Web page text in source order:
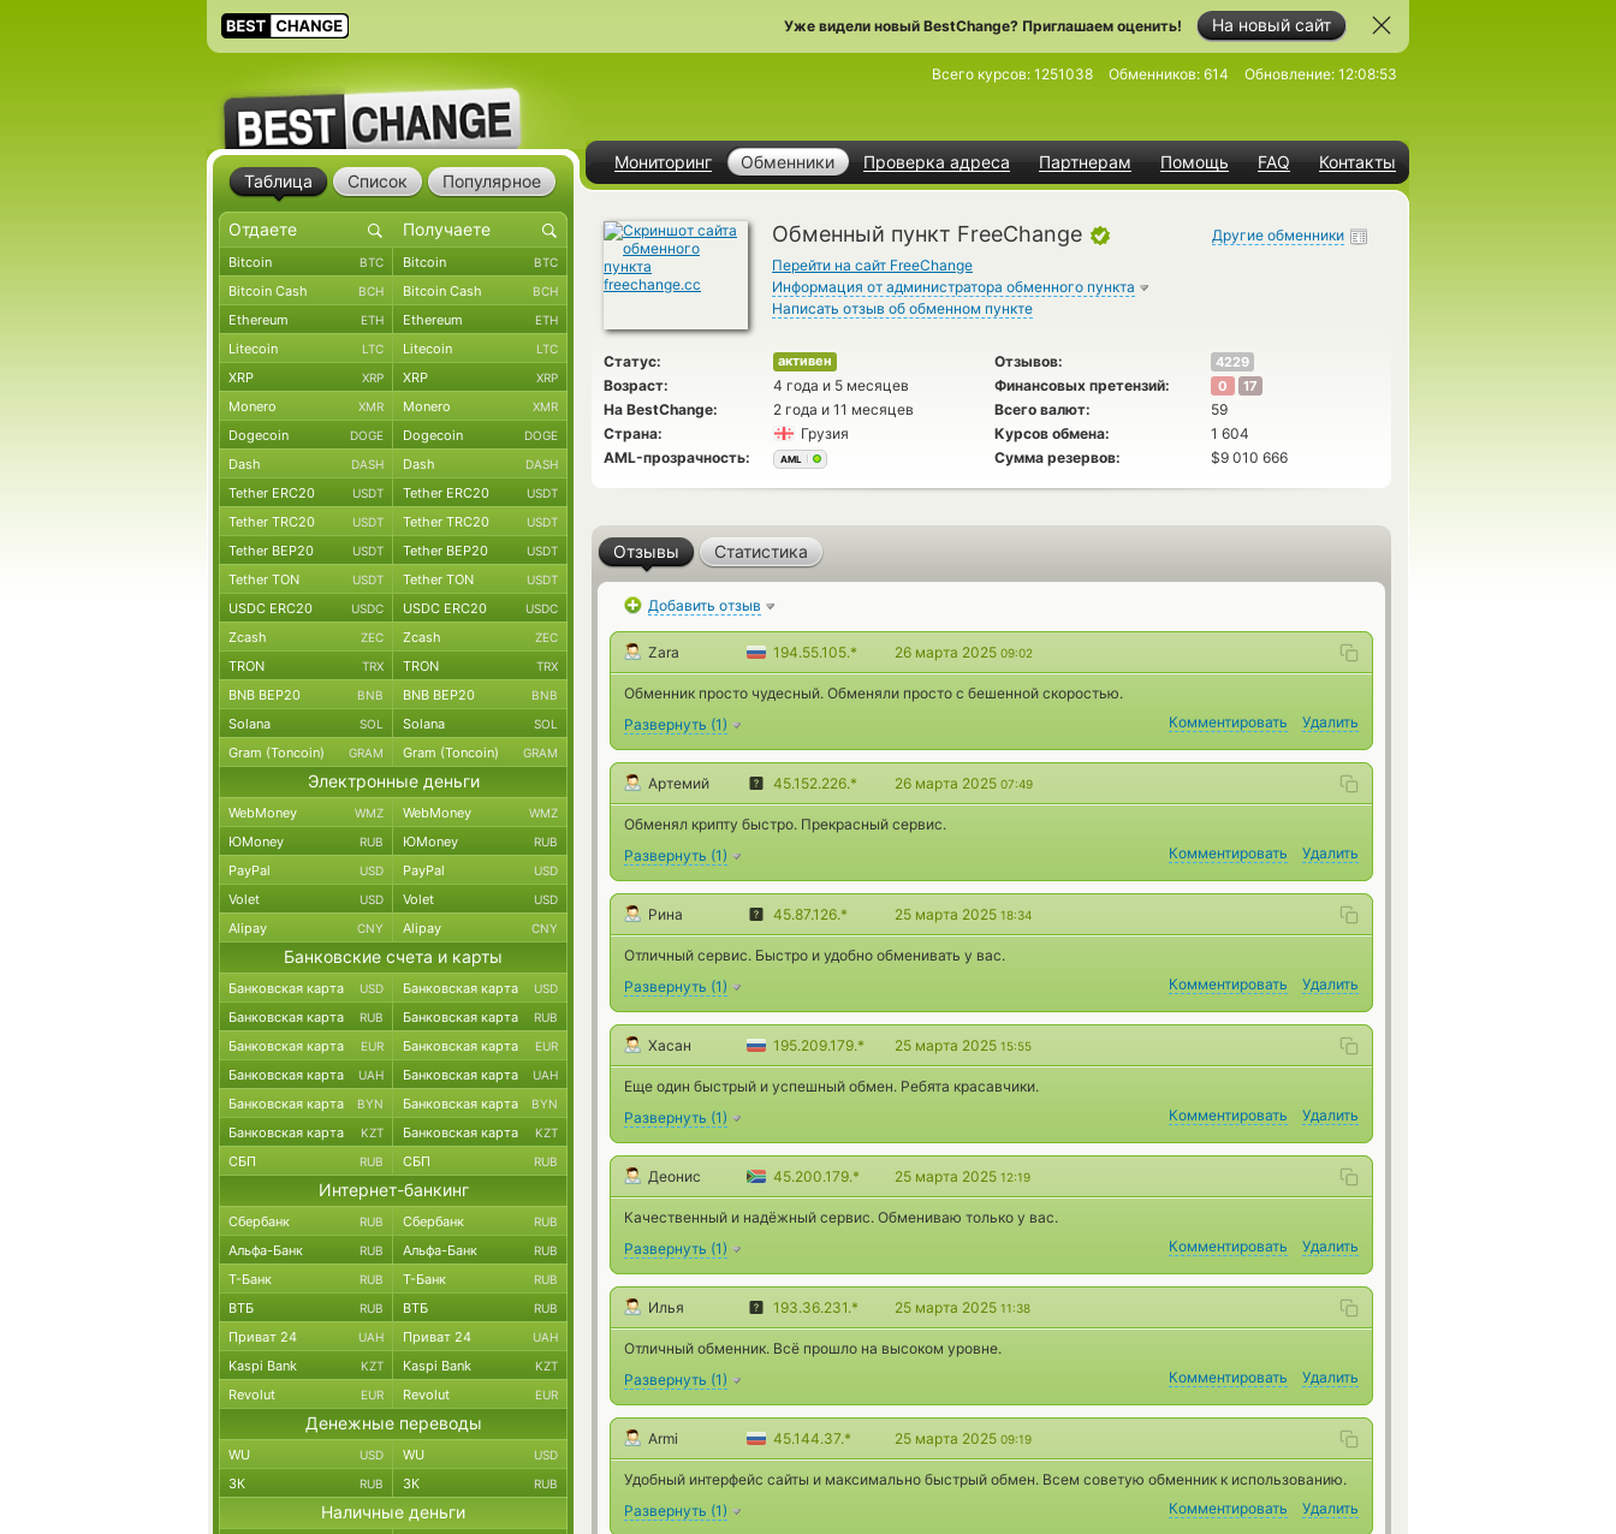
На новый сайт
Уже видели новый BestChange? Приглашаем оценить!
Мониторинг Обменники Проверка адреса Партнерам Помощь FAQ Контакты
Всего курсов: 1251038 Обменников: 614 Обновление: 12:08:53
Обменный пункт FreeChange
Перейти на сайт FreeChange
Информация от администратора обменного пункта
Написать отзыв об обменном пункте
Другие обменники
Статус: активен Отзывов: 4229
Возраст: 4 года и 5 месяцев Финансовых претензий: 0 17
На BestChange: 2 года и 11 месяцев Всего валют:
59
Страна:
Грузия Курсов обмена:
1 604
AML-прозрачность:
AML Сумма резервов: $9 010 666
Отзывы Статистика
Добавить отзыв
Zara 194.55.105.* 26 марта 2025 09:02
Обменник просто чудесный. Обменяли просто с бешенной скоростью.
Развернуть (1) Комментировать Удалить
Артемий 45.152.226.* 26 марта 2025 07:49
Обменял крипту быстро. Прекрасный сервис.
Развернуть (1) Комментировать Удалить
Рина 45.87.126.* 25 марта 2025 18:34
Отличный сервис. Быстро и удобно обменивать у вас.
Развернуть (1) Комментировать Удалить
Хасан 195.209.179.* 25 марта 2025 15:55
Еще один быстрый и успешный обмен. Ребята красавчики.
Развернуть (1) Комментировать Удалить
Деонис 45.200.179.* 25 марта 2025 12:19
Качественный и надёжный сервис. Обмениваю только у вас.
Развернуть (1) Комментировать Удалить
Илья 193.36.231.* 25 марта 2025 11:38
Отличный обменник. Всё прошло на высоком уровне.
Развернуть (1) Комментировать Удалить
Armi 45.144.37.* 25 марта 2025 09:19
Удобный интерфейс сайты и максимально быстрый обмен. Всем советую обменник к использованию.
Развернуть (1) Комментировать Удалить
Таблица Список Популярное
Bitcoin BTC Bitcoin BTC
Bitcoin Cash BCH Bitcoin Cash BCH
Ethereum ETH Ethereum ETH
Litecoin LTC Litecoin LTC
XRP XRP XRP XRP
Monero XMR Monero XMR
Dogecoin DOGE Dogecoin DOGE
Dash DASH Dash DASH
Tether ERC20 USDT Tether ERC20 USDT
Tether TRC20 USDT Tether TRC20 USDT
Tether BEP20 USDT Tether BEP20 USDT
Tether TON USDT Tether TON USDT
USDC ERC20 USDC USDC ERC20 USDC
Zcash ZEC Zcash ZEC
TRON TRX TRON TRX
BNB BEP20 BNB BNB BEP20 BNB
Solana SOL Solana SOL
Gram (Toncoin) GRAM Gram (Toncoin) GRAM
Электронные деньги
WebMoney WMZ WebMoney WMZ
ЮMoney RUB ЮMoney RUB
PayPal USD PayPal USD
Volet USD Volet USD
Alipay CNY Alipay CNY
Банковские счета и карты
Банковская карта USD Банковская карта USD
Банковская карта RUB Банковская карта RUB
Банковская карта EUR Банковская карта EUR
Банковская карта UAH Банковская карта UAH
Банковская карта BYN Банковская карта BYN
Банковская карта KZT Банковская карта KZT
СБП RUB СБП RUB
Интернет-банкинг
Сбербанк RUB Сбербанк RUB
Альфа-Банк RUB Альфа-Банк RUB
Т-Банк RUB Т-Банк RUB
ВТБ RUB ВТБ RUB
Приват 24 UAH Приват 24 UAH
Kaspi Bank KZT Kaspi Bank KZT
Revolut EUR Revolut EUR
Денежные переводы
WU USD WU USD
ЗК RUB ЗК RUB
Наличные деньги